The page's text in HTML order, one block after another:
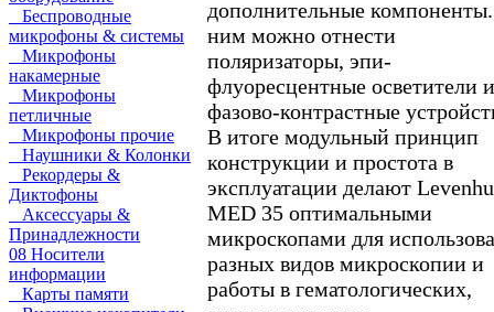
Беспроводные
микрофоны & системы
Микрофоны
накамерные
Микрофоны
петличные
Микрофоны прочие
Наушники & Колонки
Рекордеры &
Диктофоны
Аксессуары &
Принадлежности
08 Носители
информации
Карты памяти
дополнительные
ним можно отнести
поляризаторы, эпи-
флуоресцентные осветители и
фазово-контрастные
В итоге модульный принцип
конструкции и простота в
эксплуатации делают
MED 35 оптимальными
микроскопами для
разных видов микроскопии и
работы в гематологических,